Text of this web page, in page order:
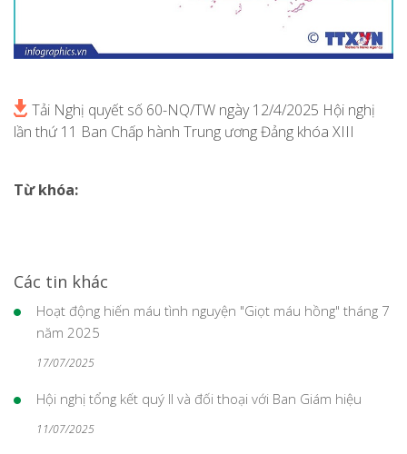
Tải Nghị quyết số 60-NQ/TW ngày 12/4/2025 Hội nghị
lần thứ 11 Ban Chấp hành Trung ương Đảng khóa XIII
Từ khóa:
Các tin khác
Hoạt động hiến máu tình nguyện "Giọt máu hồng" tháng 7
năm 2025
17/07/2025
Hội nghị tổng kết quý II và đối thoại với Ban Giám hiệu
11/07/2025